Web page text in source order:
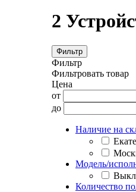
2
Фильтр
Фильтр
Фильтровать товар
Цена
от
до
Наличие на
Модель/
Количество